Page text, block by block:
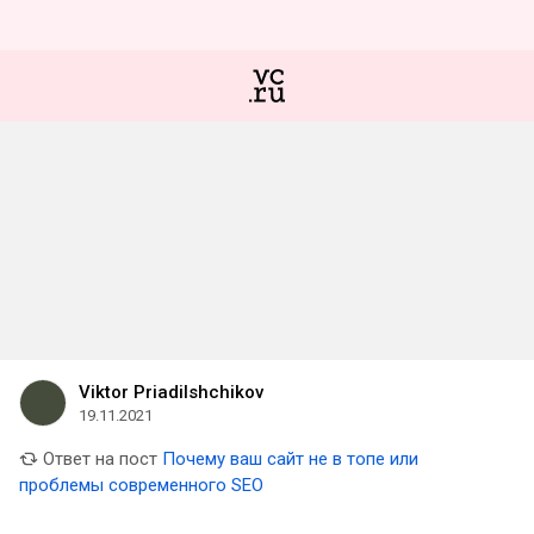
Viktor Priadilshchikov
19.11.2021
Ответ на пост Почему ваш сайт не в топе или
проблемы современного SEO